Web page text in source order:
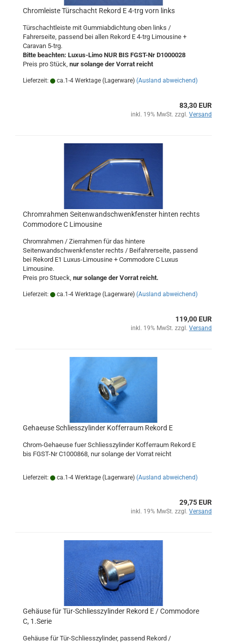
Chromleiste Türschacht Rekord E 4-trg vorn links
Türschachtleiste mit Gummiabdichtung oben links /
Fahrerseite, passend bei allen Rekord E 4-trg Limousine +
Caravan 5-trg.
Bitte beachten: Luxus-Limo NUR BIS FGST-Nr D1000028
Preis pro Stück, nur solange der Vorrat reicht
Lieferzeit: ca.1-4 Werktage (Lagerware) (Ausland abweichend)
83,30 EUR
inkl. 19% MwSt. zzgl. Versand
Chromrahmen Seitenwandschwenkfenster hinten rechts
Commodore C Limousine
Chromrahmen / Zierrahmen für das hintere
Seitenwandschwenkfenster rechts / Beifahrerseite, passend
bei Rekord E1 Luxus-Limousine + Commodore C Luxus
Limousine.
Preis pro Stueck, nur solange der Vorrat reicht.
Lieferzeit: ca.1-4 Werktage (Lagerware) (Ausland abweichend)
119,00 EUR
inkl. 19% MwSt. zzgl. Versand
Gehaeuse Schliesszylinder Kofferraum Rekord E
Chrom-Gehaeuse fuer Schliesszylinder Kofferraum Rekord E
bis FGST-Nr C1000868, nur solange der Vorrat reicht
Lieferzeit: ca.1-4 Werktage (Lagerware) (Ausland abweichend)
29,75 EUR
inkl. 19% MwSt. zzgl. Versand
Gehäuse für Tür-Schliesszylinder Rekord E / Commodore
C, 1.Serie
Gehäuse für Tür-Schliesszylinder, passend Rekord /